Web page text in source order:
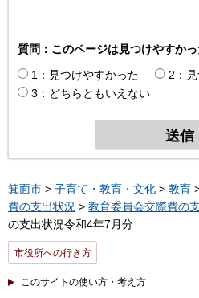
質問：このページは見つけやすかっ
1：見つけやすかった
2：
3：どちらともいえない
箕面市 > 子育て・教育・文化 > 教育
費の支出状況 > 教育委員会交際費の
の支出状況令和4年7月分
市役所への行き方
このサイトの使い方・考え方